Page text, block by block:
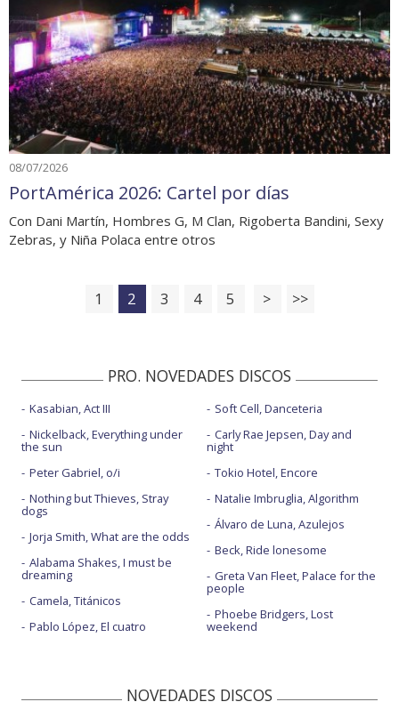
08/07/2026
PortAmérica 2026: Cartel por días
Con Dani Martín, Hombres G, M Clan, Rigoberta Bandini, Sexy
Zebras, y Niña Polaca entre otros
1 2 3 4 5 > >>
PRO. NOVEDADES DISCOS
Kasabian, Act III
Nickelback, Everything under
the sun
Peter Gabriel, o/i
Nothing but Thieves, Stray
dogs
Jorja Smith, What are the odds
Alabama Shakes, I must be
dreaming
Camela, Titánicos
Pablo López, El cuatro
Soft Cell, Danceteria
Carly Rae Jepsen, Day and
night
Tokio Hotel, Encore
Natalie Imbruglia, Algorithm
Álvaro de Luna, Azulejos
Beck, Ride lonesome
Greta Van Fleet, Palace for the
people
Phoebe Bridgers, Lost
weekend
NOVEDADES DISCOS